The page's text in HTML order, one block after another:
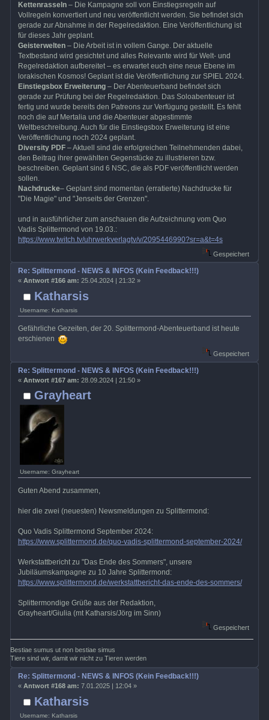
Kettenrasseln– Die Kampagne soll von Einstiegsregeln auf
Vollregeln konvertiert und neu veröffentlicht werden. Sie befindet sich
gerade zur Abnahme in der Regelredaktion. Eine Veröffentlichung ist
für dieses Jahr geplant.
Geisterwelten– Die Arbeit ist in vollem Gange. Der aktuelle
Textbestand wird gesichtet und alles Relevante wird für Welt- und
Regelredaktion aufbereitet – es erwartet euch eine neue Ebene im
lorakischen Kosmos! Geplant ist die Veröffentlichung zur SPIEL 2024.
Einstiegsbox Erweiterung – Der Abenteuerband befindet sich
gerade zur Prüfung bei der Regelredaktion. Das Soloabenteuer ist
fertig und wurde bereits den Patreons zur Verfügung gestellt. Es fehlt
noch die auf Mertalia und die Abenteuer abgestimmte
Weltbeschreibung. Auch für die Einstiegsbox Erweiterung ist eine
Veröffentlichung noch 2024 geplant.
Diversity PDF– Aktuell sind die erfolgreichen Teilnehmenden dabei,
den Beitrag ihrer gewählten Gegenstücke zu illustrieren bzw.
beschreiben. Geplant sind 6 NSC, die als PDF veröffentlicht werden
sollen.
Nachdrucke– Geplant sind momentan (erratierte) Nachdrucke für
"Die Magie" und "Jenseits der Grenzen".
und in ausführlicher zum anschauen die Aufzeichnung vom Quo
Vadis Splittermond von 19.03.:
https://www.twitch.tv/uhrwerkverlagtv/v/2095446990?sr=a&t=4s
Gespeichert
Katharsis
Username: Katharsis
Re: Splittermond - NEWS & INFOS (Kein Feedback!!!)
« Antwort #166 am: 25.04.2024 | 21:32 »
Gefährliche Gezeiten, der 20. Splittermond-Abenteuerband ist heute
erschienen
Gespeichert
Grayheart
Username: Grayheart
Re: Splittermond - NEWS & INFOS (Kein Feedback!!!)
« Antwort #167 am: 28.09.2024 | 21:50 »
Guten Abend zusammen,
hier die zwei (neuesten) Newsmeldungen zu Splittermond:
Quo Vadis Splittermond September 2024:
https://www.splittermond.de/quo-vadis-splittermond-september-2024/
Werkstattbericht zu "Das Ende des Sommers", unsere
Jubiläumskampagne zu 10 Jahre Splittermond:
https://www.splittermond.de/werkstattbericht-das-ende-des-sommers/
Splittermondige Grüße aus der Redaktion,
Grayheart/Giulia (mt Katharsis/Jörg im Sinn)
Gespeichert
Bestiae sumus ut non bestiae simus
Tiere sind wir, damit wir nicht zu Tieren werden
Katharsis
Username: Katharsis
Re: Splittermond - NEWS & INFOS (Kein Feedback!!!)
« Antwort #168 am: 7.01.2025 | 12:04 »